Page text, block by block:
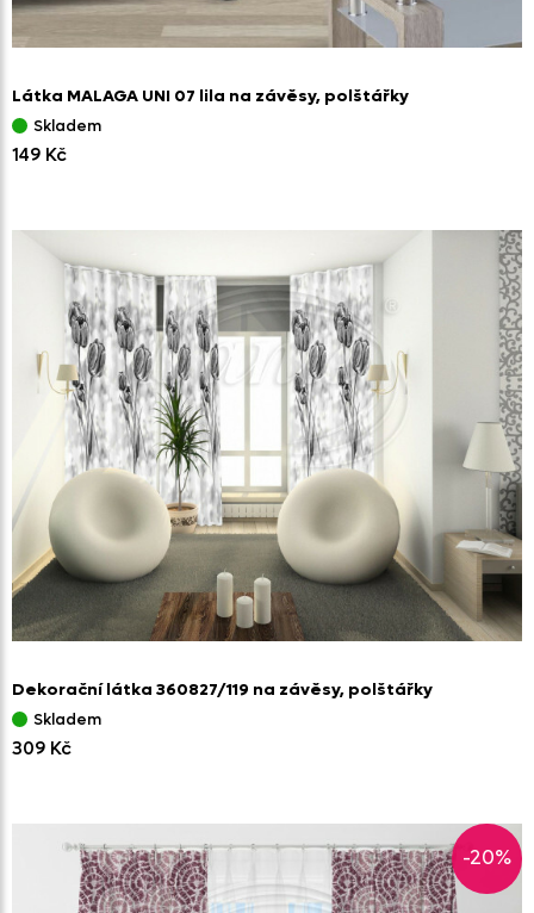
Látka MALAGA UNI 07 lila na závěsy, polštářky
Skladem
149 Kč
Dekorační látka 360827/119 na závěsy, polštářky
Skladem
309 Kč
-20%